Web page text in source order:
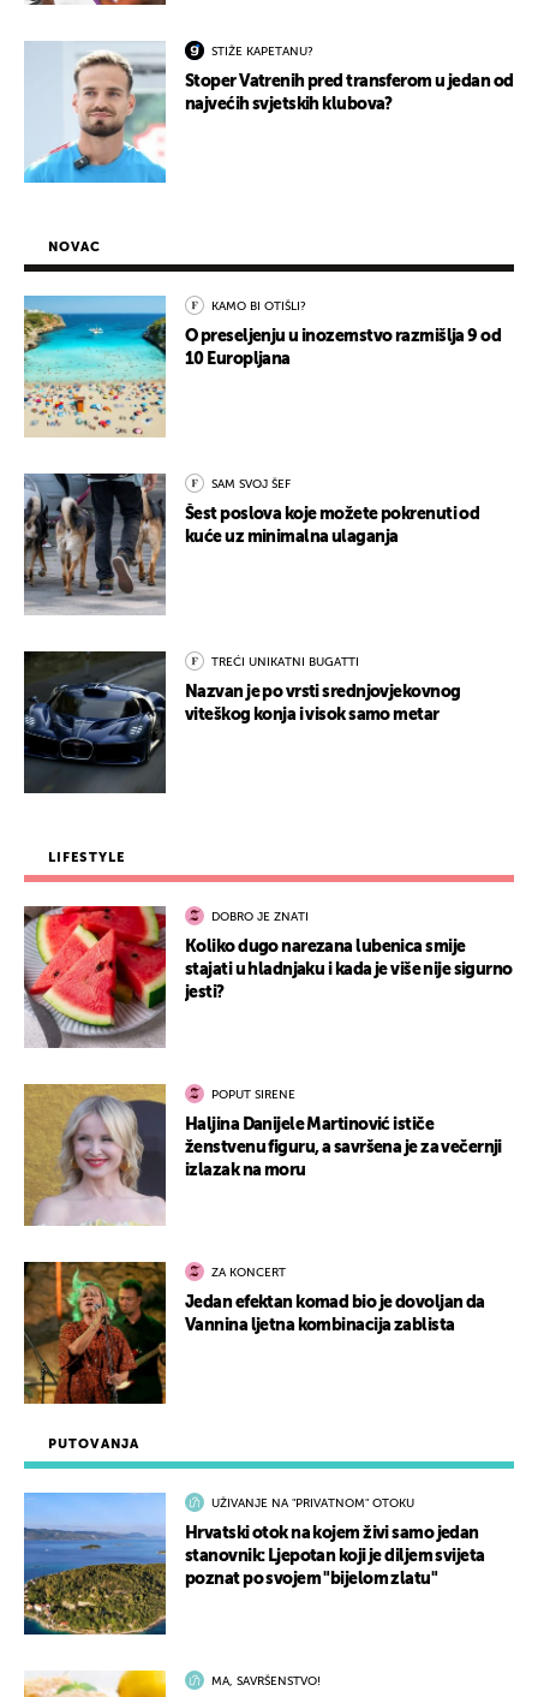
STIŽE KAPETANU?
Stoper Vatrenih pred transferom u jedan od
najvećih svjetskih klubova?
PUTOVANJA
UŽIVANJE NA "PRIVATNOM" OTOKU
Hrvatski otok na kojem živi samo jedan
stanovnik: Ljepotan koji je diljem svijeta
poznat po svojem "bijelom zlatu"
MA, SAVRŠENSTVO!
NOVAC
KAMO BI OTIŠLI?
O preseljenju u inozemstvo razmišlja 9 od
10 Europljana
SAM SVOJ ŠEF
Šest poslova koje možete pokrenuti od
kuće uz minimalna ulaganja
TREĆI UNIKATNI BUGATTI
Nazvan je po vrsti srednjovjekovnog
viteškog konja i visok samo metar
LIFESTYLE
DOBRO JE ZNATI
Koliko dugo narezana lubenica smije
stajati u hladnjaku i kada je više nije sigurno
jesti?
POPUT SIRENE
Haljina Danijele Martinović ističe
ženstvenu figuru, a savršena je za večernji
izlazak na moru
ZA KONCERT
Jedan efektan komad bio je dovoljan da
Vannina ljetna kombinacija zablista